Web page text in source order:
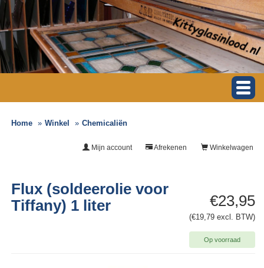
Home Winkel Chemicaliën
Winkelwagen
Afrekenen
Mijn account
€23,95
(€19,79 excl. BTW)
Op voorraad
Flux (soldeerolie voor
Tiffany) 1 liter